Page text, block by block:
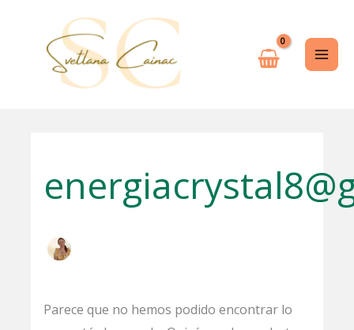
contenido
Parece que no hemos podido encontrar lo
por: